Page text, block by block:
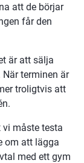
att de börjar
får den
är att sälja
terminen är
troligtvis att
måste testa
om att lägga
med ett gym